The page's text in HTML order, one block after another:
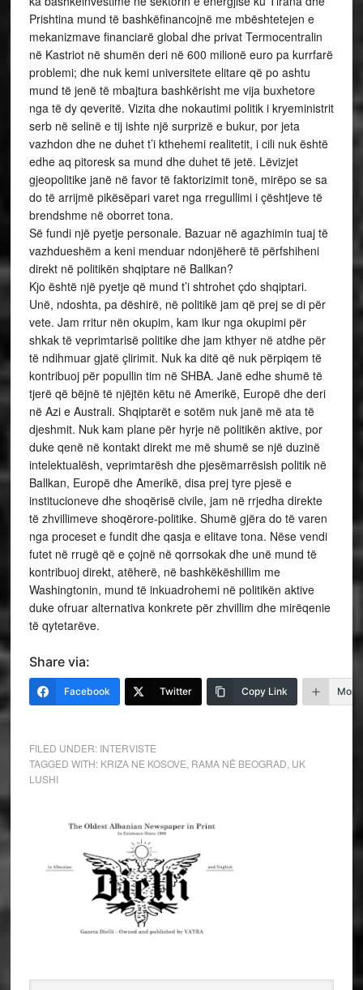
Prishtina mund të bashkëfinancojnë me mbështetejen e
mekanizmave financiarë global dhe privat Termocentralin
në Kastriot në shumën deri në 600 milionë euro pa kurrfarë
problemi; dhe nuk kemi universitete elitare që po ashtu
mund të jenë të mbajtura bashkërisht me vija buxhetore
nga të dy qeveritë. Vizita dhe nokautimi politik i kryeministrit
serb në selinë e tij ishte një surprizë e bukur, por jeta
vazhdon dhe ne duhet t’i kthehemi realitetit, i cili nuk është
edhe aq pitoresk sa mund dhe duhet të jetë. Lëvizjet
gjeopolitike janë në favor të faktorizimit tonë, mirëpo se sa
do të arrijmë pikësëpari varet nga rregullimi i çështjeve të
brendshme në oborret tona.
Së fundi një pyetje personale. Bazuar në agazhimin tuaj të
vazhdueshëm a keni menduar ndonjëherë të përfshiheni
direkt në politikën shqiptare në Ballkan?
Kjo është një pyetje që mund t’i shtrohet çdo shqiptari.
Unë, ndoshta, pa dëshirë, në politikë jam që prej se di për
vete. Jam rritur nën okupim, kam ikur nga okupimi për
shkak të veprimtarisë politike dhe jam kthyer në atdhe për
të ndihmuar gjatë çlirimit. Nuk ka ditë që nuk përpiqem të
kontribuoj për popullin tim në SHBA. Janë edhe shumë të
tjerë që bëjnë të njëjtën këtu në Amerikë, Europë dhe deri
në Azi e Australi. Shqiptarët e sotëm nuk janë më ata të
djeshmit. Nuk kam plane për hyrje në politikën aktive, por
duke qenë në kontakt direkt me më shumë se një duzinë
intelektualësh, veprimtarësh dhe pjesëmarrësish politik në
Ballkan, Europë dhe Amerikë, disa prej tyre pjesë e
institucioneve dhe shoqërisë civile, jam në rrjedha direkte
të zhvillimeve shoqërore-politike. Shumë gjëra do të varen
nga proceset e fundit dhe qasja e elitave tona. Nëse vendi
futet në rrugë që e çojnë në qorrsokak dhe unë mund të
kontribuoj direkt, atëherë, në bashkëkëshillim me
Washingtonin, mund të inkuadrohemi në politikën aktive
duke ofruar alternativa konkrete për zhvillim dhe mirëqenie
të qytetarëve.
Share via:
Facebook Twitter Copy Link More
FILED UNDER: INTERVISTE
TAGGED WITH: KRIZA NE KOSOVE RAMA NË BEOGRAD UK
LUSHI